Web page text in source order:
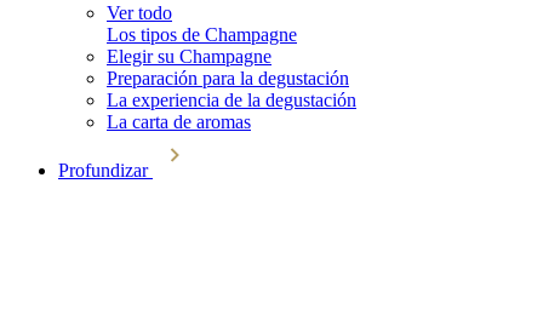
Ver todo
Los tipos de Champagne
Elegir su Champagne
Preparación para la degustación
La experiencia de la degustación
La carta de aromas
Profundizar